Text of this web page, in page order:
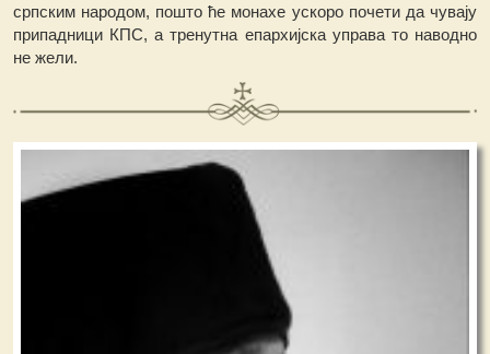
српским народом, пошто ће монахе ускоро почети да чувају
припадници КПС, а тренутна епархијска управа то наводно
не жели.